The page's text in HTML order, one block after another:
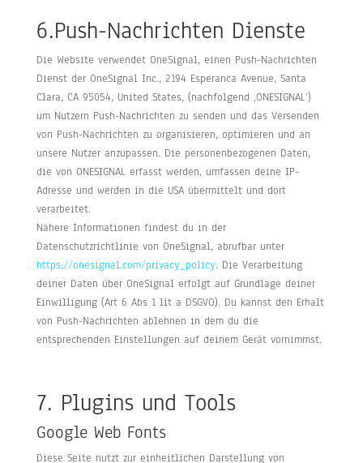
6.Push-Nachrichten Dienste
Die Website verwendet OneSignal, einen Push-Nachrichten
Dienst der OneSignal Inc., 2194 Esperanca Avenue, Santa
Clara, CA 95054, United States, (nachfolgend ‚ONESIGNAL‘)
um Nutzern Push-Nachrichten zu senden und das Versenden
von Push-Nachrichten zu organisieren, optimieren und an
unsere Nutzer anzupassen. Die personenbezogenen Daten,
die von ONESIGNAL erfasst werden, umfassen deine IP-
Adresse und werden in die USA übermittelt und dort
verarbeitet.
Nähere Informationen findest du in der
Datenschutzrichtlinie von OneSignal, abrufbar unter
https://onesignal.com/privacy_policy. Die Verarbeitung
deiner Daten über OneSignal erfolgt auf Grundlage deiner
Einwilligung (Art 6 Abs 1 lit a DSGVO). Du kannst den Erhalt
von Push-Nachrichten ablehnen in dem du die
entsprechenden Einstellungen auf deinem Gerät vornimmst.
7. Plugins und Tools
Google Web Fonts
Diese Seite nutzt zur einheitlichen Darstellung von